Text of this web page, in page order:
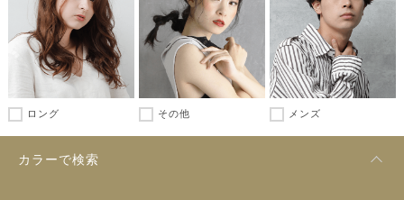
ロング その他 メンズ
カラーで検索